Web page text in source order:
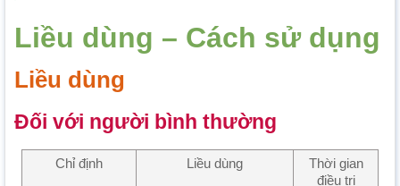
Liều dùng – Cách sử dụng
Liều dùng
Đối với người bình thường
Chỉ định Liều dùng
Thời gian
điều trị